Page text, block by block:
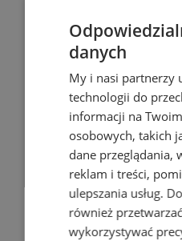
danych
My i nasi partnerzy
technologii do
informacji na
osobowych, takich
dane przeglądania,
reklam i treści,
ulepszania usług.
również
wykorzystywać